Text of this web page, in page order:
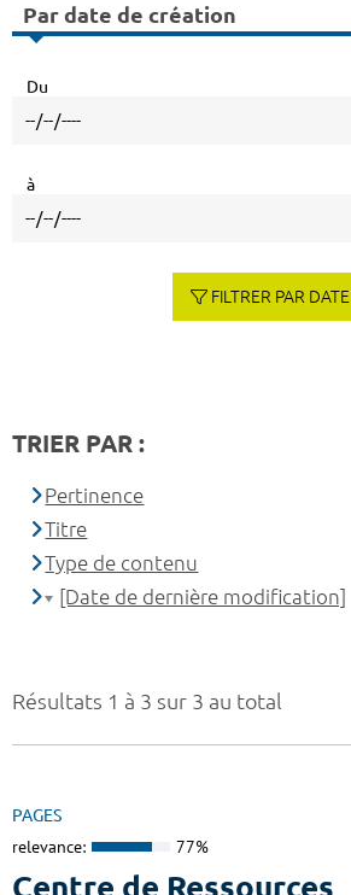
Résultats 1 à 3 sur 3 au total
PAGES
relevance: 77%
Centre de Ressources
Par date de création
Du
à
FILTRER PAR DATE
TRIER PAR :
Pertinence
Titre
Type de contenu
[Date de dernière modification]